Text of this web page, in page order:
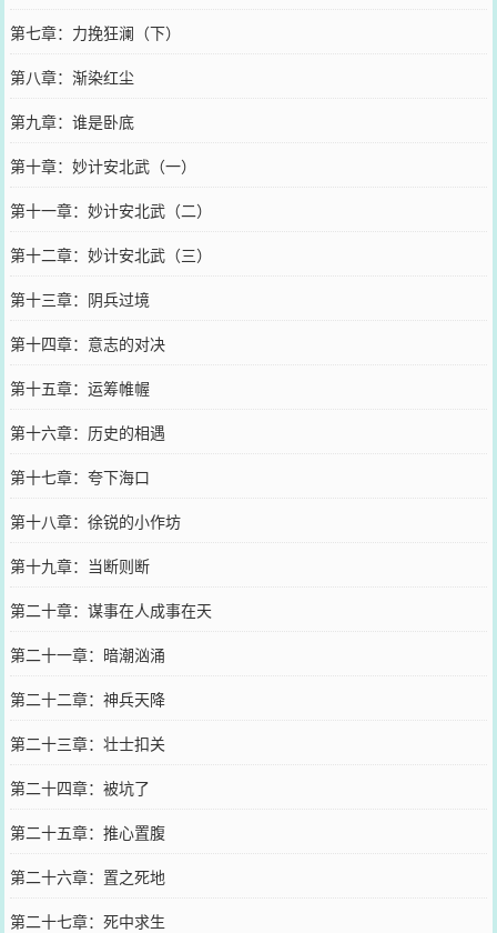
第七章：力挽狂澜（下）
第八章：渐染红尘
第九章：谁是卧底
第十章：妙计安北武（一）
第十一章：妙计安北武（二）
第十二章：妙计安北武（三）
第十三章：阴兵过境
第十四章：意志的对决
第十五章：运筹帷幄
第十六章：历史的相遇
第十七章：夸下海口
第十八章：徐锐的小作坊
第十九章：当断则断
第二十章：谋事在人成事在天
第二十一章：暗潮汹涌
第二十二章：神兵天降
第二十三章：壮士扣关
第二十四章：被坑了
第二十五章：推心置腹
第二十六章：置之死地
第二十七章：死中求生